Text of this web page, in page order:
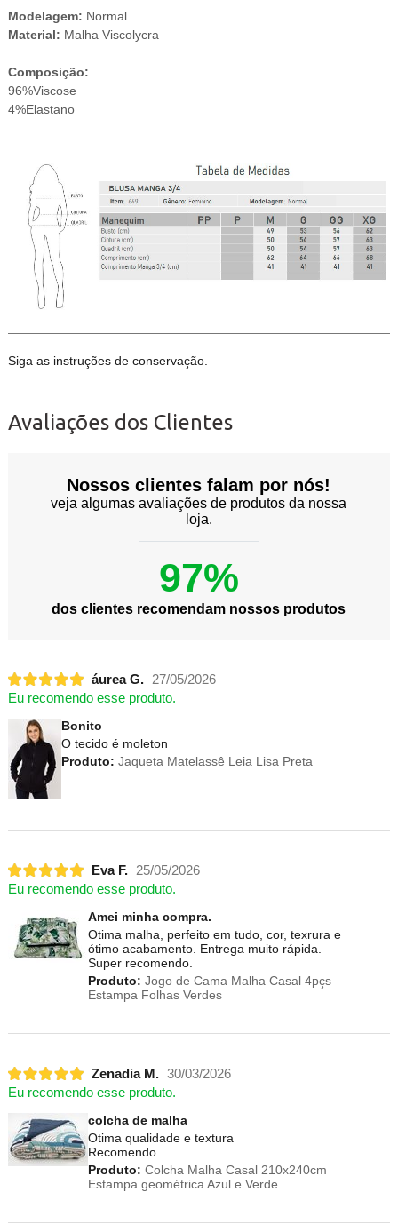
Modelagem: Normal
Material: Malha Viscolycra
Composição:
96%Viscose
4%Elastano
Siga as instruções de conservação.
Avaliações dos Clientes
Nossos clientes falam por nós!
veja algumas avaliações de produtos da nossa
loja.
97%
dos clientes recomendam nossos produtos
áurea G.
27/05/2026
Eu recomendo esse produto.
Bonito
O tecido é moleton
Produto: Jaqueta Matelassê Leia Lisa Preta
Eva F.
25/05/2026
Eu recomendo esse produto.
Amei minha compra.
Otima malha, perfeito em tudo, cor, texrura e
ótimo acabamento. Entrega muito rápida.
Super recomendo.
Produto: Jogo de Cama Malha Casal 4pçs
Estampa Folhas Verdes
Zenadia M. 30/03/2026
Eu recomendo esse produto.
colcha de malha
Otima qualidade e textura
Recomendo
Produto: Colcha Malha Casal 210x240cm
Estampa geométrica Azul e Verde